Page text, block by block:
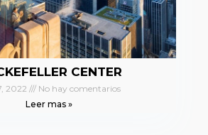
CENTER
2022
No hay comentarios
Leer mas »